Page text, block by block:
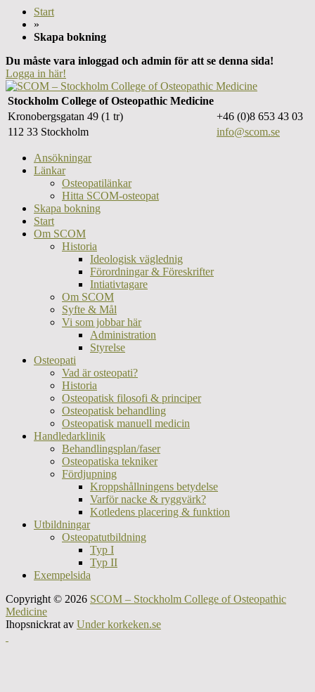
Start
»
Skapa bokning
Du måste vara inloggad och admin för att se denna sida!
Logga in här!
Stockholm College of Osteopathic Medicine
Kronobergsgatan 49 (1 tr)
+46 (0)8 653 43 03
112 33 Stockholm
info@scom.se
Ansökningar
Länkar
Osteopatilänkar
Hitta SCOM-osteopat
Skapa bokning
Start
Om SCOM
Historia
Ideologisk väglednig
Förordningar & Föreskrifter
Intiativtagare
Om SCOM
Syfte & Mål
Vi som jobbar här
Administration
Styrelse
Osteopati
Vad är osteopati?
Historia
Osteopatisk filosofi & principer
Osteopatisk behandling
Osteopatisk manuell medicin
Handledarklinik
Behandlingsplan/faser
Osteopatiska tekniker
Fördjupning
Kroppshållningens betydelse
Varför nacke & ryggvärk?
Kotledens placering & funktion
Utbildningar
Osteopatutbildning
Typ I
Typ II
Exempelsida
Copyright © 2026 SCOM – Stockholm College of Osteopathic
Medicine
Ihopsnickrat av Under korkeken.se